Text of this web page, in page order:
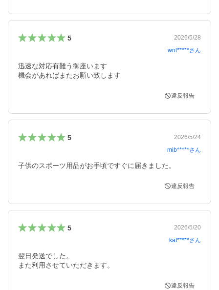
5
2026/5/28
wnl*****さん
迅速な対応有難う御座います
機会があればまたお願い致します
違反報告
5
2026/5/24
mib*****さん
子供のスポーツ用品がお手頃ですぐに届きました。
違反報告
5
2026/5/20
kat*****さん
翌日発送でした。
また利用させていただきます。
違反報告